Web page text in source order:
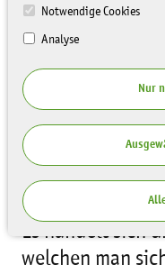
Notwendige Cookies
Analyse
Nur
Neben der
gehören 4
eines
Es handelt sich
welchen man